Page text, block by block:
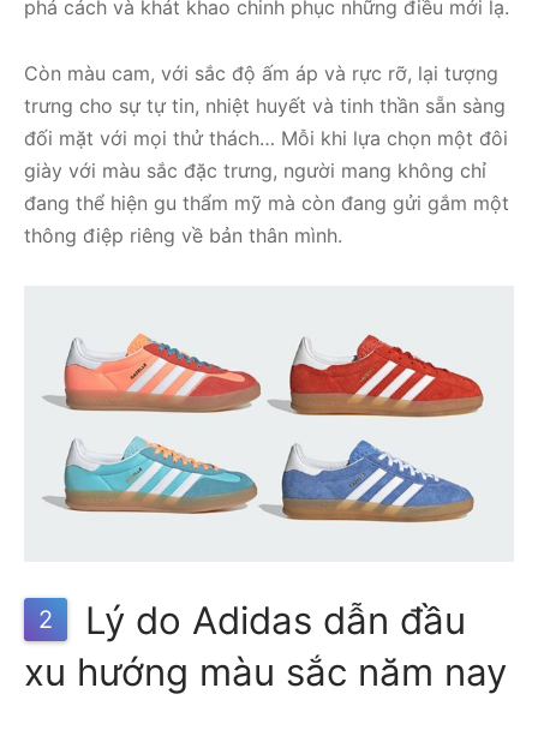
phá cách và khát khao chinh phục những điều mới lạ.
Còn màu cam, với sắc độ ấm áp và rực rỡ, lại tượng
trưng cho sự tự tin, nhiệt huyết và tinh thần sẵn sàng
đối mặt với mọi thử thách… Mỗi khi lựa chọn một đôi
giày với màu sắc đặc trưng, người mang không chỉ
đang thể hiện gu thẩm mỹ mà còn đang gửi gắm một
thông điệp riêng về bản thân mình.
2
Lý do Adidas dẫn đầu
xu hướng màu sắc năm nay